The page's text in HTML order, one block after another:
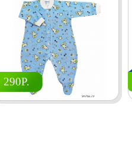
290Р.